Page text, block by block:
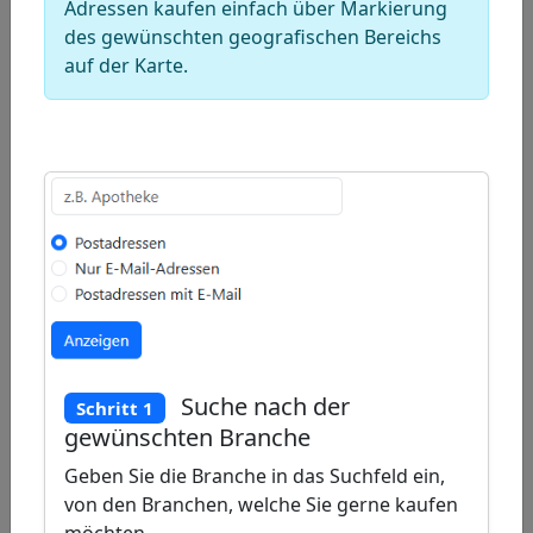
Draw
a
Draw
rectangle
a
circle
Edit
layers
Adressen kaufen einfach über Markierung
des gewünschten geografischen Bereichs
auf der Karte.
Schritt 1
Suche nach der
gewünschten Branche
Geben Sie die Branche in das Suchfeld ein,
von den Branchen, welche Sie gerne kaufen